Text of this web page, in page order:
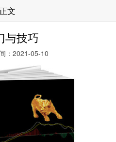
正文
与技巧
：2021-05-10